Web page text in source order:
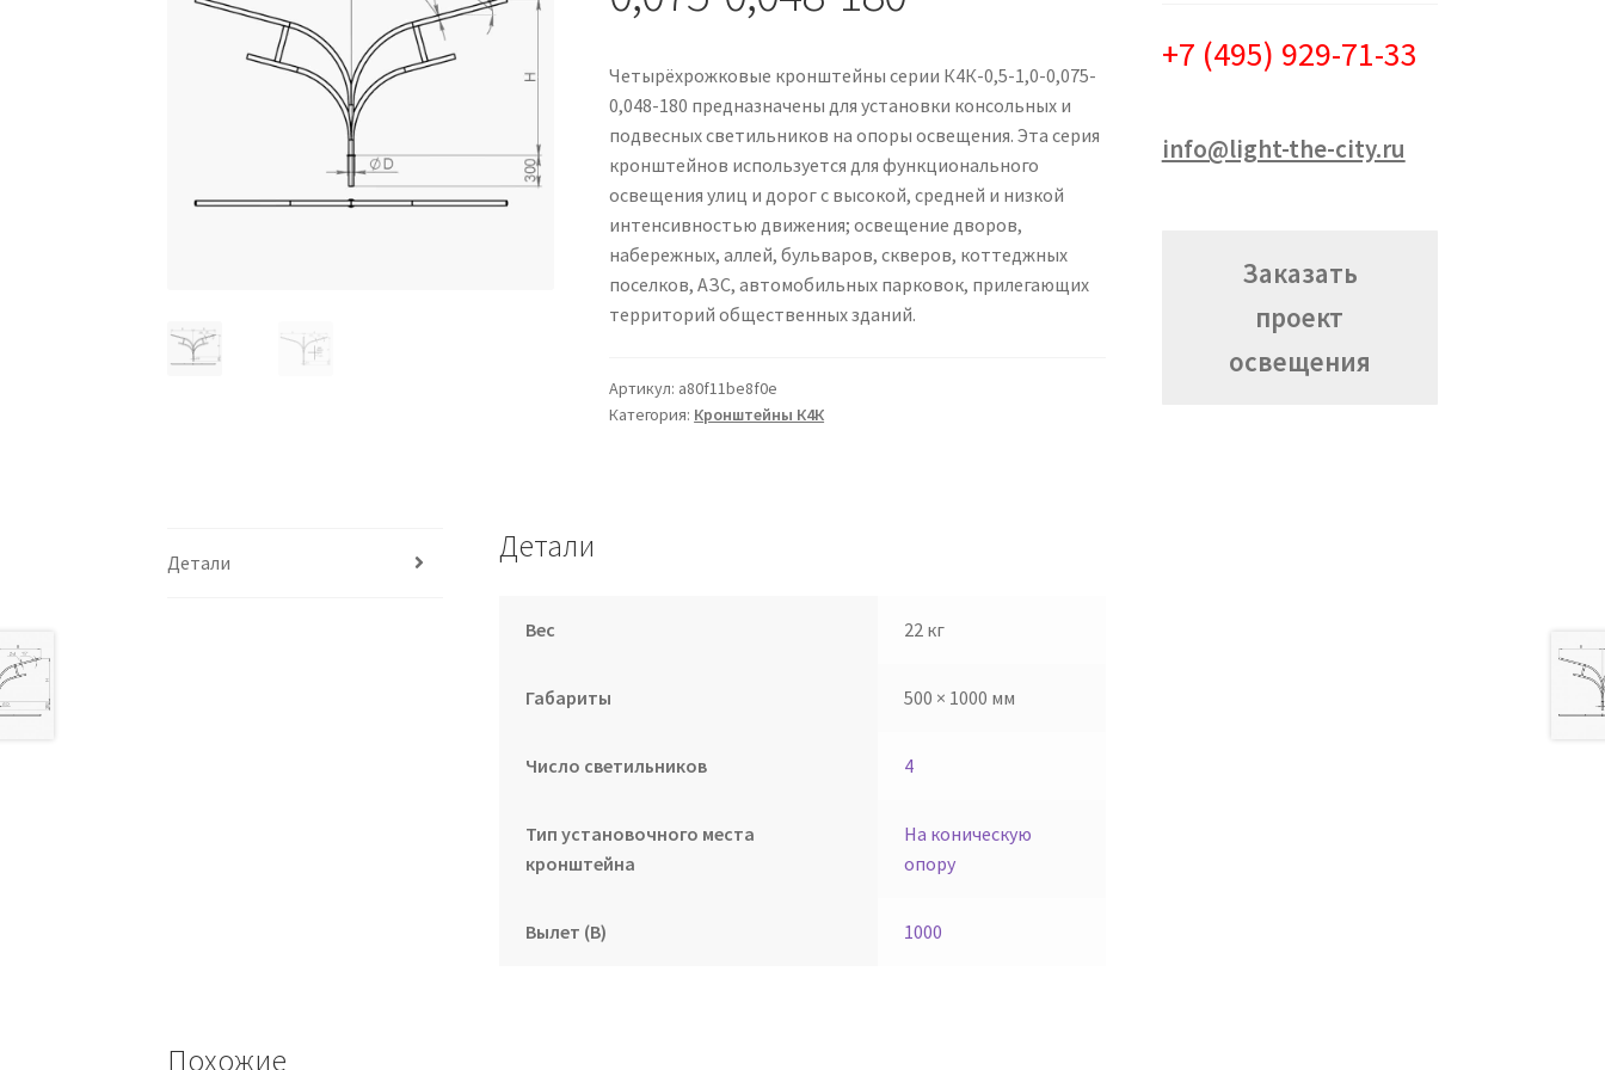
Четырёхрожковые кронштейны серии К4К-0,5-1,0-0,075-
0,048-180 предназначены для установки консольных и
подвесных светильников на опоры освещения. Эта серия
кронштейнов используется для функционального
освещения улиц и дорог с высокой, средней и низкой
интенсивностью движения; освещение дворов,
набережных, аллей, бульваров, скверов, коттеджных
поселков, АЗС, автомобильных парковок, прилегающих
территорий общественных зданий.
Артикул: a80f11be8f0e
Категория: Кронштейны К4К
Детали Детали
Вес 22 кг
Габариты 500 × 1000 мм
Число светильников 4
Тип установочного места
кронштейна
На коническую
опору
Вылет (В) 1000
Похожие
+7 (495) 929-71-33
info@light-the-city.ru
Заказать
проект
освещения